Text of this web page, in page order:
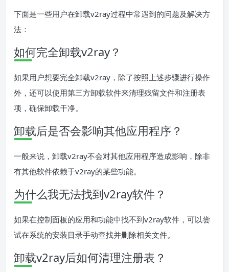
下面是一些用户在卸载v2ray过程中常遇到的问题及解决方
法：
如何完全卸载v2ray？
如果用户想要完全卸载v2ray，除了按照上述步骤进行操作
外，还可以使用第三方卸载软件来清理残留文件和注册表
项，确保卸载干净。
卸载后是否会影响其他应用程序？
一般来说，卸载v2ray不会对其他应用程序造成影响，除非
有其他软件依赖于v2ray的某些功能。
为什么我无法找到v2ray软件？
如果在控制面板的应用和功能中找不到v2ray软件，可以尝
试在系统的安装目录手动查找并删除相关文件。
卸载v2ray后如何清理注册表？